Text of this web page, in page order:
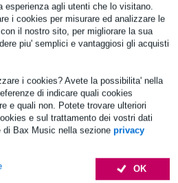
esperienza agli utenti che lo visitano.
i cookies per misurare ed analizzare le
il nostro sito, per migliorare la sua
piu' semplici e vantaggiosi gli acquisti
i cookies? Avete la possibilita' nella
di indicare quali cookies
e quali non. Potete trovare ulteriori
e sul trattamento dei vostri dati
di Bax Music nella sezione privacy
OK
al carrello
griglia per speaker 18''
29,00 € 20,60 €